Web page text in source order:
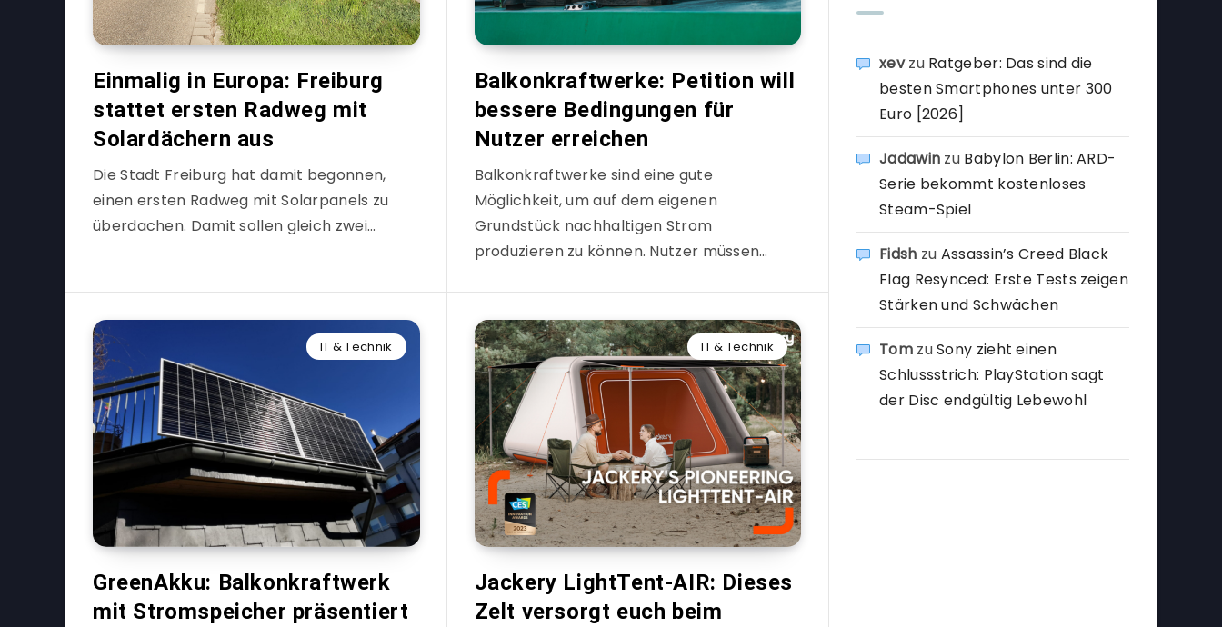
Einmalig in Europa: Freiburg
stattet ersten Radweg mit
Solardächern aus
Die Stadt Freiburg hat damit begonnen,
einen ersten Radweg mit Solarpanels zu
überdachen. Damit sollen gleich zwei…
Balkonkraftwerke: Petition will
bessere Bedingungen für
Nutzer erreichen
Balkonkraftwerke sind eine gute
Möglichkeit, um auf dem eigenen
Grundstück nachhaltigen Strom
produzieren zu können. Nutzer müssen…
IT & Technik
GreenAkku: Balkonkraftwerk
mit Stromspeicher präsentiert
IT & Technik
Jackery LightTent-AIR: Dieses
Zelt versorgt euch beim
xevzu Ratgeber: Das sind die
besten Smartphones unter 300
Euro [2026]
Jadawin zu Babylon Berlin: ARD-
Serie bekommt kostenloses
Steam-Spiel
Fidsh zu Assassin’s Creed Black
Flag Resynced: Erste Tests zeigen
Stärken und Schwächen
TomzuSony zieht einen
Schlussstrich: PlayStation sagt
der Disc endgültig Lebewohl